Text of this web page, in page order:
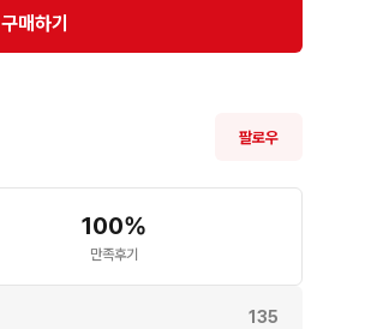
구매하기
팔로우
100%
만족후기
135